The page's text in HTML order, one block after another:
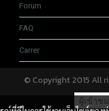
Forum
FAQ
Carrer
© Copyright 2015 All
ผู้เข้าช